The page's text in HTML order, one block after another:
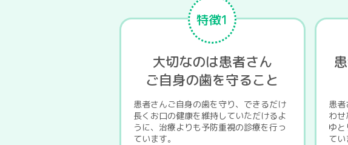
特徴1
大切なのは患者さん
ご自身の歯を守ること
患者さんご自身の歯を守り、できるだけ
長くお口の健康を維持していただけるよ
うに、治療よりも予防重視の診療を行っ
ています。
患
わ
ゆ
てい